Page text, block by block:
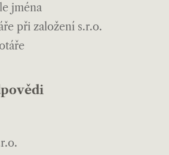
jména
při založení s.r.o.